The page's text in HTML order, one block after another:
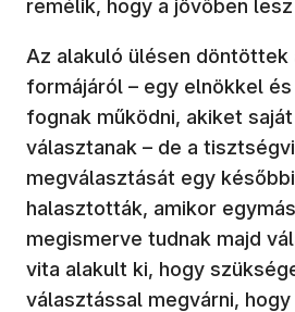
remélik, hogy a jövőben
Az alakuló ülésen döntöttek
formájáról – egy elnökkel
fognak működni, akiket
választanak – de a
megválasztását egy
halasztották, amikor
megismerve tudnak majd
vita alakult ki, hogy
választással megvárni,